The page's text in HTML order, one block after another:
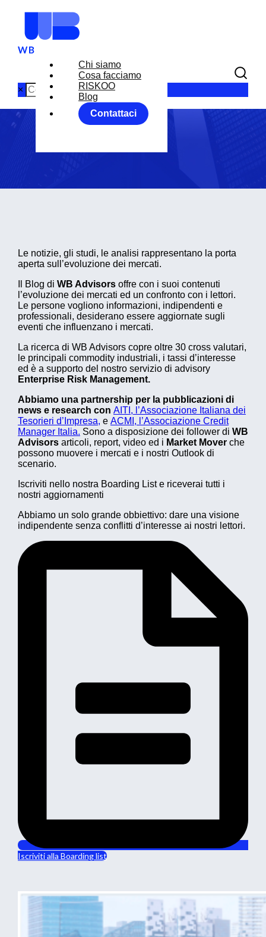
Chi siamo
Cosa facciamo
RISKOO
Blog
Contattaci
× Blog
Home Blog
Le notizie, gli studi, le analisi rappresentano la porta
aperta sull’evoluzione dei mercati.
Il Blog di WB Advisors offre con i suoi contenuti
l’evoluzione dei mercati ed un confronto con i lettori.
Le persone vogliono informazioni, indipendenti e
professionali, desiderano essere aggiornate sugli
eventi che influenzano i mercati.
La ricerca di WB Advisors copre oltre 30 cross valutari,
le principali commodity industriali, i tassi d’interesse
ed è a supporto del nostro servizio di advisory
Enterprise Risk Management.
Abbiamo una partnership per la pubblicazioni di
news e research con AITI, l’Associazione Italiana dei
Tesorieri d’Impresa, e ACMI, l’Associazione Credit
Manager Italia. Sono a disposizione dei follower di WB
Advisors articoli, report, video ed i Market Mover che
possono muovere i mercati e i nostri Outlook di
scenario.
Iscriviti nello nostra Boarding List e riceverai tutti i
nostri aggiornamenti
Abbiamo un solo grande obbiettivo: dare una visione
indipendente senza conflitti d’interesse ai nostri lettori.
Iscriviti alla Boarding list